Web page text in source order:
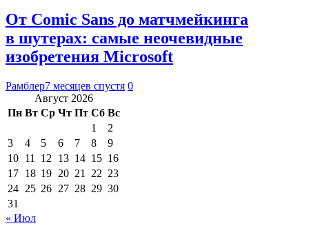
От Comic Sans до матчмейкинга
в шутерах: самые неочевидные
изобретения Microsoft
Рамблер7 месяцев спустя 0
Август 2026
Пн Вт Ср Чт Пт Сб Вс
1
2
3
4 5 6 7 8
9
10 11 12 13 14 15 16
17 18 19 20 21 22 23
24 25 26 27 28 29 30
31
« Июл